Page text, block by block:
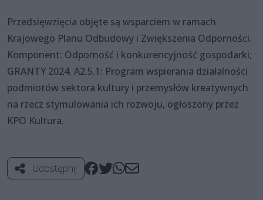
Przedsięwzięcia objęte są wsparciem w ramach
Krajowego Planu Odbudowy i Zwiększenia Odporności.
Komponent: Odporność i konkurencyjność gospodarki;
GRANTY 2024. A2.5.1: Program wspierania działalności
podmiotów sektora kultury i przemysłów kreatywnych
na rzecz stymulowania ich rozwoju, ogłoszony przez
KPO Kultura.
Udostępnij